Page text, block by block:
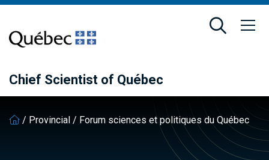
main
content
footer
Chief Scientist of Québec
/ Provincial / Forum sciences et politiques du Québec